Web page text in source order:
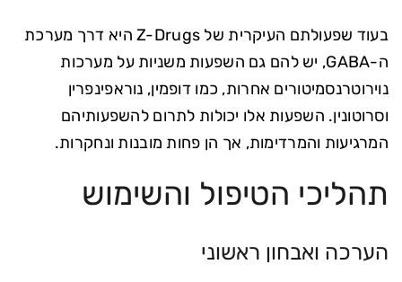
בעוד שפעולתם העיקרית של Z-Drugs היא דרך מערכת
ה-GABA, יש להם גם השפעות משניות על מערכות
נוירוטרנסמיטורים אחרות, כמו דופמין, נוראפינפרין
וסרוטונין. השפעות אלו יכולות לתרום להשפעותיהם
המרגיעות והמרדימות, אך הן פחות מובנות ונחקרות.
תהליכי הטיפול והשימוש
הערכה ואבחון ראשוני